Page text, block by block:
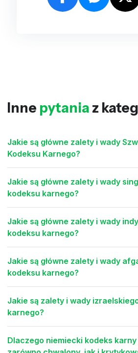
Inne pytania z
Jakie są główne zalety i wady
Kodeksu Karnego?
Jakie są główne zalety i wady
kodeksu karnego?
Jakie są główne zalety i wady
kodeksu karnego?
Jakie są główne zalety i wady
kodeksu karnego?
Jakie są zalety i wady
karnego?
Dlaczego niemiecki kodeks